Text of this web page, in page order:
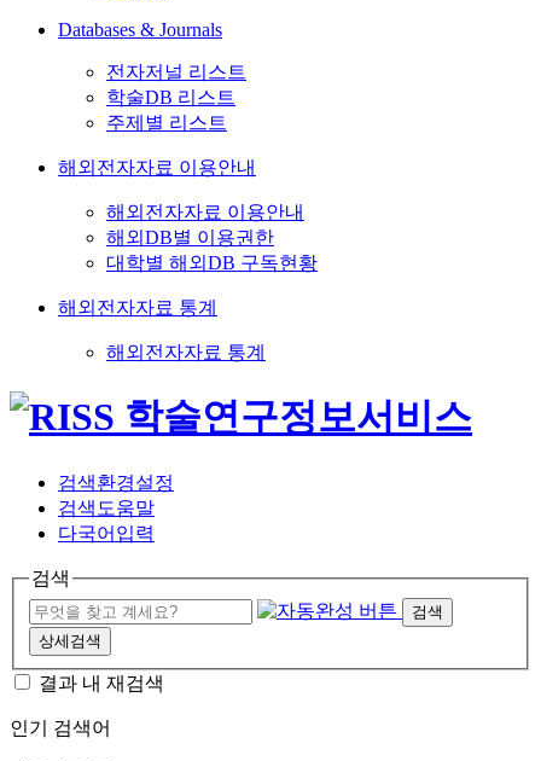
Databases & Journals
전자저널 리스트
학술DB 리스트
주제별 리스트
해외전자자료 이용안내
해외전자자료 이용안내
해외DB별 이용권한
대학별 해외DB 구독현황
해외전자자료 통계
해외전자자료 통계
검색환경설정
검색도움말
다국어입력
검색
검색
상세검색
결과 내 재검색
인기 검색어